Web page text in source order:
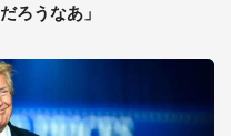
ろうなあ」